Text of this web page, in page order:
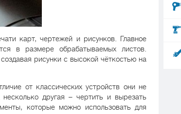
карт, чертежей и рисунков. Главное
в размере обрабатываемых листов.
рисунки с высокой чёткостью на
от классических устройств они не
другая – чертить и вырезать
которые можно использовать для